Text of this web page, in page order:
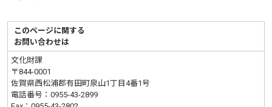
このページに関する
お問い合わせは
文化財課
〒844-0001
佐賀県西松浦郡有田町泉山1丁目4番1号
電話番号：0955-43-2899